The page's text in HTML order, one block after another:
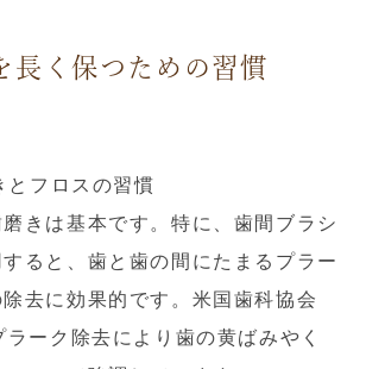
長く保つための習慣
とフロスの習慣
きは基本です。特に、歯間ブラシ
ると、歯と歯の間にたまるプラー
去に効果的です。米国歯科協会
ラーク除去により歯の黄ばみやく